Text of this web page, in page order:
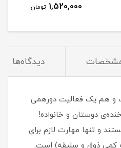
1,520,000 تومان
دیدگاه‌ها
و هم یک فعالیت دورهمی
دوستان و خانواده!
و تنها مهارت لازم برای
کمی ذوق و سلیقه) است.